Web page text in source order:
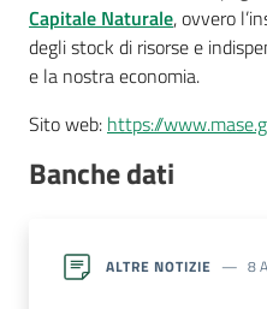
notizie
Progetto
DigitAP
SNB2030
Capitale Naturale, ovvero
degli stock di risorse e
e la nostra economia.
Sito web: https://
Banche dati
ALTRE NOTIZIE 8